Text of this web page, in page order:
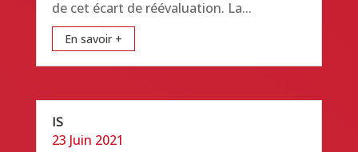
de cet écart de réévaluation. La...
En savoir +
IS
23 Juin 2021